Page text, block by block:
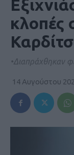
κλοπές
•Διαπράχθηκαν
14 Αυγούστου